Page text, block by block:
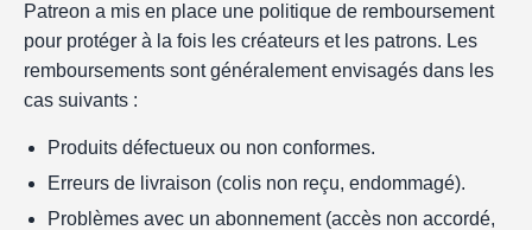
Patreon a mis en place une politique de remboursement
pour protéger à la fois les créateurs et les patrons. Les
remboursements sont généralement envisagés dans les
cas suivants :
Produits défectueux ou non conformes.
Erreurs de livraison (colis non reçu, endommagé).
Problèmes avec un abonnement (accès non accordé,